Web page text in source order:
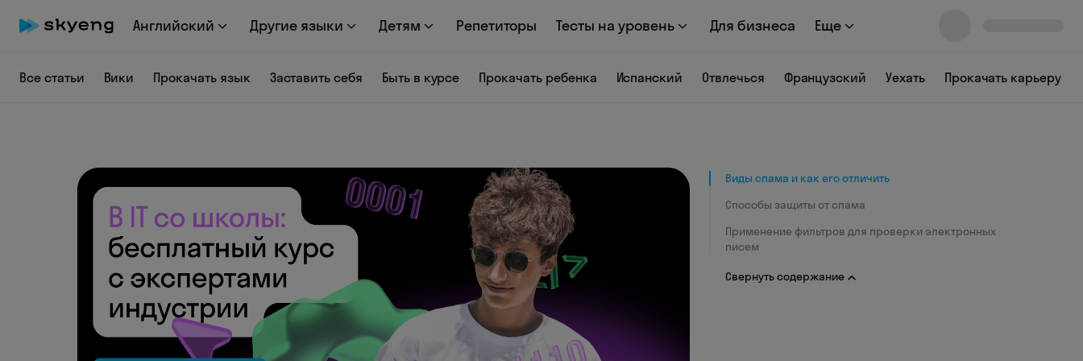
Английский Другие языки Детям Репетиторы Тесты на уровень Для бизнеса Еще
Все статьи Вики Прокачать язык Заставить себя Быть в курсе Прокачать ребенка Испанский Отвлечься Французский Уехать Прокачать карьеру
Виды спама и как его отличить
Способы защиты от спама
Применение фильтров для проверки электронных
писем
Свернуть содержание